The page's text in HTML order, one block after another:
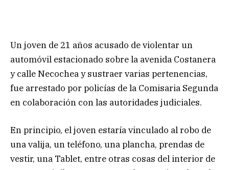
Un joven de 21 años acusado de violentar un
automóvil estacionado sobre la avenida Costanera
y calle Necochea y sustraer varias pertenencias,
fue arrestado por policías de la Comisaria Segunda
en colaboración con las autoridades judiciales.
En principio, el joven estaría vinculado al robo de
una valija, un teléfono, una plancha, prendas de
vestir, una Tablet, entre otras cosas del interior de